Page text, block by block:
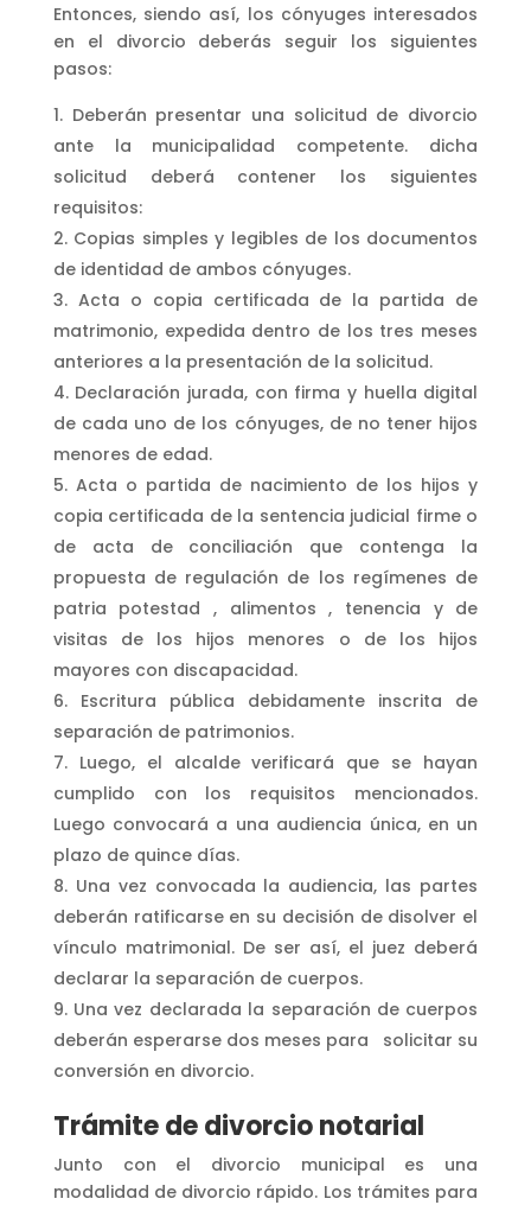
Entonces, siendo así, los cónyuges interesados
en el divorcio deberás seguir los siguientes
pasos:
Deberán presentar una solicitud de divorcio
ante la municipalidad competente. dicha
solicitud deberá contener los siguientes
requisitos:
Copias simples y legibles de los documentos
de identidad de ambos cónyuges.
Acta o copia certificada de la partida de
matrimonio, expedida dentro de los tres meses
anteriores a la presentación de la solicitud.
Declaración jurada, con firma y huella digital
de cada uno de los cónyuges, de no tener hijos
menores de edad.
Acta o partida de nacimiento de los hijos y
copia certificada de la sentencia judicial firme o
de acta de conciliación que contenga la
propuesta de regulación de los regímenes de
patria potestad , alimentos , tenencia y de
visitas de los hijos menores o de los hijos
mayores con discapacidad.
Escritura pública debidamente inscrita de
separación de patrimonios.
Luego, el alcalde verificará que se hayan
cumplido con los requisitos mencionados.
Luego convocará a una audiencia única, en un
plazo de quince días.
Una vez convocada la audiencia, las partes
deberán ratificarse en su decisión de disolver el
vínculo matrimonial. De ser así, el juez deberá
declarar la separación de cuerpos.
Una vez declarada la separación de cuerpos
deberán esperarse dos meses para solicitar su
conversión en divorcio.
Trámite de divorcio notarial
Junto con el divorcio municipal es una
modalidad de divorcio rápido. Los trámites para